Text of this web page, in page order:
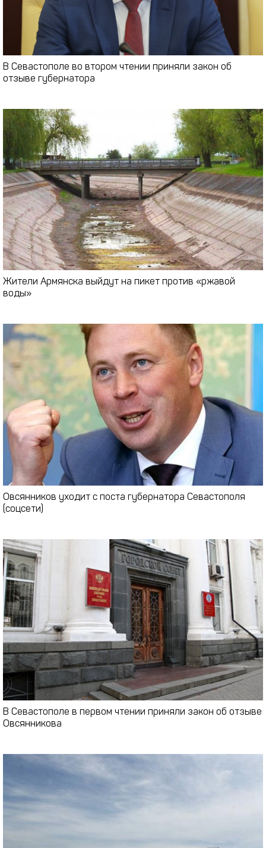
В Севастополе во втором чтении приняли закон об
отзыве губернатора
Жители Армянска выйдут на пикет против «ржавой
воды»
Овсянников уходит с поста губернатора Севастополя
(соцсети)
В Севастополе в первом чтении приняли закон об отзыве
Овсянникова